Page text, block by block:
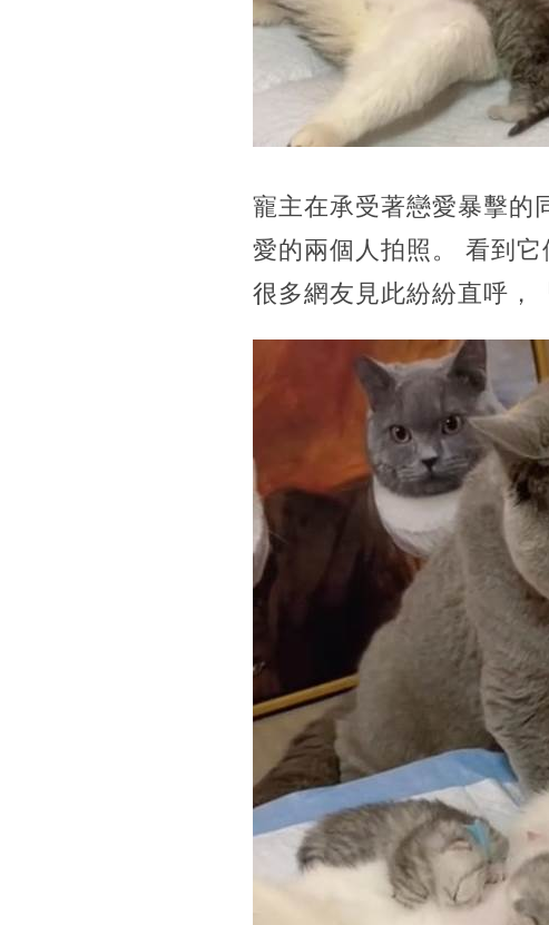
寵主在承受著戀愛暴擊的
愛的兩個人拍照。 看到
很多網友見此紛紛直呼，